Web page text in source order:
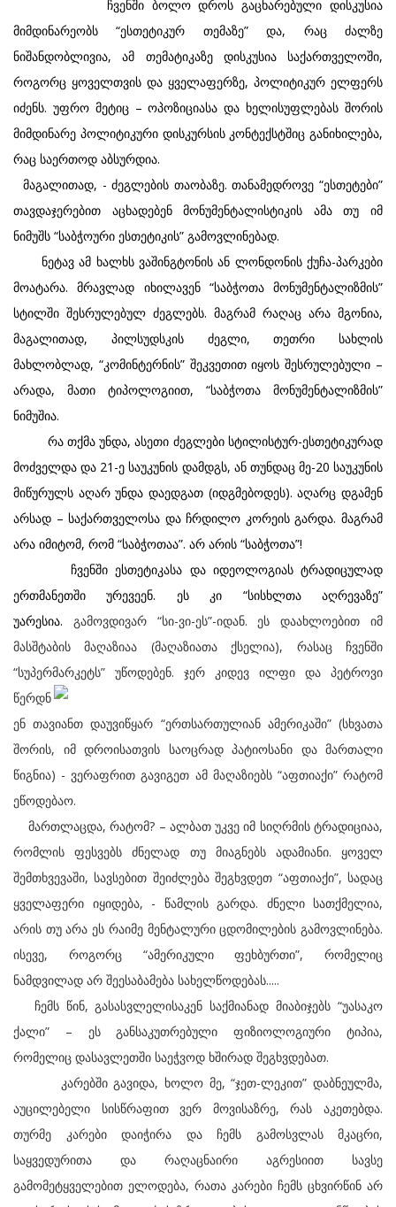
ჩვენში ბოლო დროს გაცხარებული დისკუსია
მიმდინარეობს “ესთეტიკურ თემაზე” და, რაც ძალზე
ნიშანდობლივია, ამ თემატიკაზე დისკუსია საქართველოში,
როგორც ყოველთვის და ყველაფერზე, პოლიტიკურ ელფერს
იძენს. უფრო მეტიც – ოპოზიციასა და ხელისუფლებას შორის
მიმდინარე პოლიტიკური დისკურსის კონტექსტშიც განიხილება,
რაც საერთოდ აბსურდია.
მაგალითად, - ძეგლების თაობაზე. თანამედროვე “ესთეტები”
თავდაჯერებით აცხადებენ მონუმენტალისტიკის ამა თუ იმ
ნიმუშს “საბჭოური ესთეტიკის” გამოვლინებად.
ნეტავ ამ ხალხს ვაშინგტონის ან ლონდონის ქუჩა-პარკები
მოატარა. მრავლად იხილავენ “საბჭოთა მონუმენტალიზმის”
სტილში შესრულებულ ძეგლებს. მაგრამ რაღაც არა მგონია,
მაგალითად, პილსუდსკის ძეგლი, თეთრი სახლის
მახლობლად, “კომინტერნის” შეკვეთით იყოს შესრულებული –
არადა, მათი ტიპოლოგიით, “საბჭოთა მონუმენტალიზმის”
ნიმუშია.
რა თქმა უნდა, ასეთი ძეგლები სტილისტურ-ესთეტიკურად
მოძველდა და 21-ე საუკუნის დამდგს, ან თუნდაც მე-20 საუკუნის
მიწურულს აღარ უნდა დაედგათ (იდგმებოდეს). აღარც დგამენ
არსად – საქართველოსა და ჩრდილო კორეის გარდა. მაგრამ
არა იმიტომ, რომ “საბჭოთაა”. არ არის “საბჭოთა”!
ჩვენში ესთეტიკასა და იდეოლოგიას ტრადიცულად
ერთმანეთში ურევეენ. ეს კი “სისხლთა აღრევაზე”
უარესია. გამოვდივარ “სი-ვი-ეს”-იდან. ეს დაახლოებით იმ
მასშტაბის მაღაზიაა (მაღაზიათა ქსელია), რასაც ჩვენში
“სუპერმარკეტს” უწოდებენ. ჯერ კიდევ ილფი და პეტროვი
წერდნ
ენ თავიანთ დაუვიწყარ “ერთსართულიან ამერიკაში” (სხვათა
შორის, იმ დროისათვის საოცრად პატიოსანი და მართალი
წიგნია) - ვერაფრით გავიგეთ ამ მაღაზიებს “აფთიაქი” რატომ
ეწოდებაო.
მართლაცდა, რატომ? – ალბათ უკვე იმ სიღრმის ტრადიციაა,
რომლის ფესვებს ძნელად თუ მიაგნებს ადამიანი. ყოველ
შემთხვევაში, სავსებით შეიძლება შეგხვდეთ “აფთიაქი”, სადაც
ყველაფერი იყიდება, - წამლის გარდა. ძნელი სათქმელია,
არის თუ არა ეს რაიმე მენტალური ცდომილების გამოვლინება.
ისევე, როგორც “ამერიკული ფეხბურთი”, რომელიც
ნამდვილად არ შეესაბამება სახელწოდებას.....
ჩემს წინ, გასასვლელისაკენ საქმიანად მიაბიჯებს “უასაკო
ქალი” – ეს განსაკუთრებული ფიზიოლოგიური ტიპია,
რომელიც დასავლეთში საეჭვოდ ხშირად შეგხვდებათ.
კარებში გავიდა, ხოლო მე, “ჯეთ-ლეკით” დაბნეულმა,
აუცილებელი სისწრაფით ვერ მოვისაზრე, რას აკეთებდა.
თურმე კარები დაიჭირა და ჩემს გამოსვლას მკაცრი,
საყვედურითა და რაღაცნაირი აგრესიით სავსე
გამომეტყველებით ელოდება, რათა კარები ჩემს ცხვირწინ არ